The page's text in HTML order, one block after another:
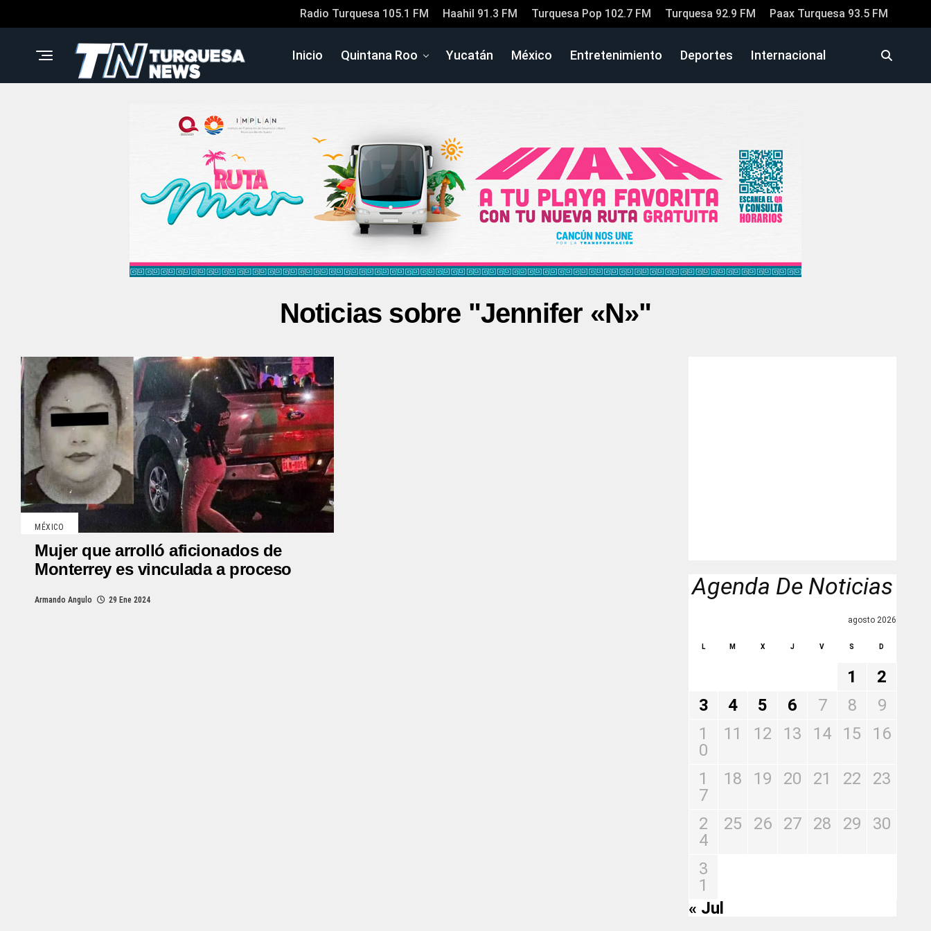
Radio Turquesa 105.1 FM Haahil 91.3 FM Turquesa Pop 102.7 FM Turquesa 92.9 FM Paax Turquesa 93.5 FM
Inicio Quintana Roo Yucatán México Entretenimiento Deportes Internacional
Noticias sobre "Jennifer «N»"
MÉXICO
Mujer que arrolló aficionados de
Monterrey es vinculada a proceso
Armando Angulo 29 Ene 2024 Agenda De Noticias
agosto 2026
L M X J V S D
1
2
3
4 5 6 7 8
9
1
0
11 12 13 14 15 16
1
7
18 19 20 21 22 23
2
4
25 26 27 28 29 30
3
1
« Jul